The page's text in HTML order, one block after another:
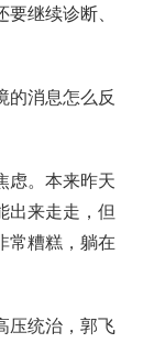
继续诊断、
的消息怎么反
虑。本来昨天
出来走走，但
常糟糕，躺在
压统治，郭飞